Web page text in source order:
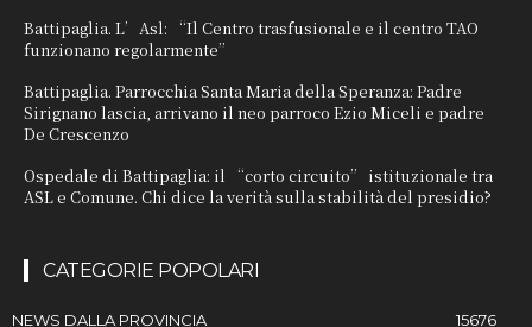
Battipaglia. L’Asl: “Il Centro trasfusionale e il centro TAO
funzionano regolarmente”
Battipaglia. Parrocchia Santa Maria della Speranza: Padre
Sirignano lascia, arrivano il neo parroco Ezio Miceli e padre
De Crescenzo
Ospedale di Battipaglia: il “corto circuito” istituzionale tra
ASL e Comune. Chi dice la verità sulla stabilità del presidio?
CATEGORIE POPOLARI
NEWS DALLA PROVINCIA 15676